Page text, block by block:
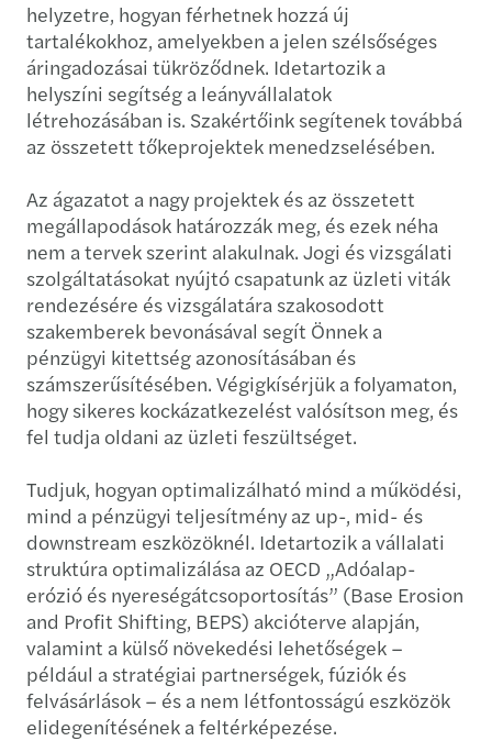
helyzetre, hogyan férhetnek hozzá új
tartalékokhoz, amelyekben a jelen szélsőséges
áringadozásai tükröződnek. Idetartozik a
helyszíni segítség a leányvállalatok
létrehozásában is. Szakértőink segítenek továbbá
az összetett tőkeprojektek menedzselésében.
Az ágazatot a nagy projektek és az összetett
megállapodások határozzák meg, és ezek néha
nem a tervek szerint alakulnak. Jogi és vizsgálati
szolgáltatásokat nyújtó csapatunk az üzleti viták
rendezésére és vizsgálatára szakosodott
szakemberek bevonásával segít Önnek a
pénzügyi kitettség azonosításában és
számszerűsítésében. Végigkísérjük a folyamaton,
hogy sikeres kockázatkezelést valósítson meg, és
fel tudja oldani az üzleti feszültséget.
Tudjuk, hogyan optimalizálható mind a működési,
mind a pénzügyi teljesítmény az up-, mid- és
downstream eszközöknél. Idetartozik a vállalati
struktúra optimalizálása az OECD „Adóalap-
erózió és nyereségátcsoportosítás” (Base Erosion
and Profit Shifting, BEPS) akcióterve alapján,
valamint a külső növekedési lehetőségek –
például a stratégiai partnerségek, fúziók és
felvásárlások – és a nem létfontosságú eszközök
elidegenítésének a feltérképezése.